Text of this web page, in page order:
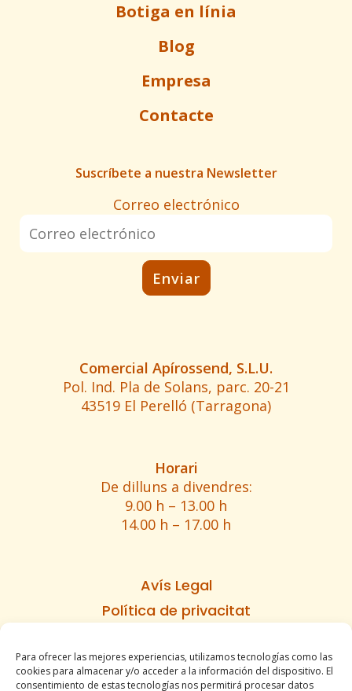
Para ofrecer las mejores experiencias, utilizamos tecnologías como las
cookies para almacenar y/o acceder a la información del dispositivo. El
consentimiento de estas tecnologías nos permitirá procesar datos
Botiga en línia
Blog
Empresa
Contacte
Suscríbete a nuestra Newsletter
Correo electrónico
Comercial Apírossend, S.L.U.
Pol. Ind. Pla de Solans, parc. 20-21
43519 El Perelló (Tarragona)
Horari
De dilluns a divendres:
9.00 h – 13.00 h
14.00 h – 17.00 h
Avís Legal
Política de privacitat
Informe d’accesibilitat
Condicions de venda